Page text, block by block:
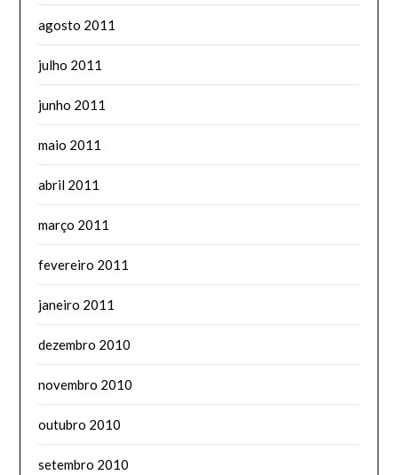
agosto 2011
julho 2011
junho 2011
maio 2011
abril 2011
março 2011
fevereiro 2011
janeiro 2011
dezembro 2010
novembro 2010
outubro 2010
setembro 2010